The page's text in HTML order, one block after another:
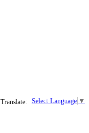
Select Language ▼
Translate: